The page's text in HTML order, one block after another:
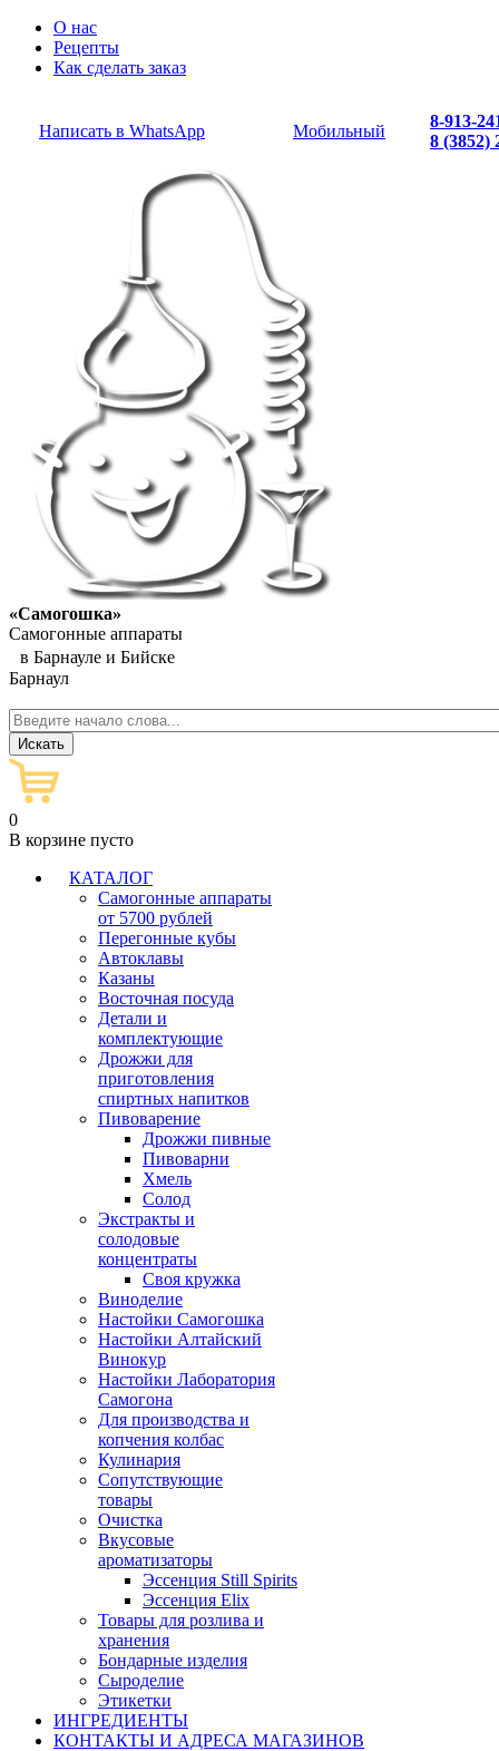
О нас
Рецепты
Как сделать заказ
Написать в WhatsApp Мобильный
8-913-
8 (3852)
«Самогошка»
Самогонные аппараты
в Барнауле и Бийске
Барнаул
0
В корзине пусто
КАТАЛОГ
Самогонные аппараты
от 5700 рублей
Перегонные кубы
Автоклавы
Казаны
Восточная посуда
Детали и
комплектующие
Дрожжи для
приготовления
спиртных напитков
Пивоварение
Дрожжи пивные
Пивоварни
Хмель
Солод
Экстракты и
солодовые
концентраты
Своя кружка
Виноделие
Настойки Самогошка
Настойки Алтайский
Винокур
Настойки Лаборатория
Самогона
Для производства и
копчения колбас
Кулинария
Сопутствующие
товары
Очистка
Вкусовые
ароматизаторы
Эссенция Still Spirits
Эссенция Elix
Товары для розлива и
хранения
Бондарные изделия
Cыроделие
Этикетки
ИНГРЕДИЕНТЫ
КОНТАКТЫ И АДРЕСА МАГАЗИНОВ